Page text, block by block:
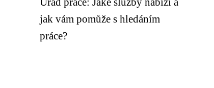
jak vám pomůže s hledáním
práce?